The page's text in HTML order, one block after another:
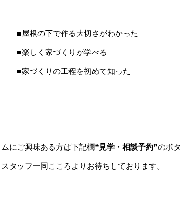
さがわかった
が学べる
初めて知った
る方は下記欄❝ 見学・相談予約❞のボ
お待ちしております。